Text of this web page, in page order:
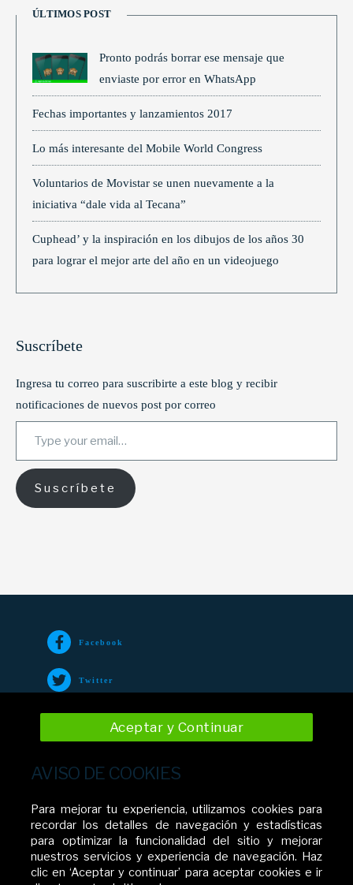
ÚLTIMOS POST
Pronto podrás borrar ese mensaje que
enviaste por error en WhatsApp
Fechas importantes y lanzamientos 2017
Lo más interesante del Mobile World Congress
Voluntarios de Movistar se unen nuevamente a la
iniciativa “dale vida al Tecana”
Cuphead’ y la inspiración en los dibujos de los años 30
para lograr el mejor arte del año en un videojuego
Suscríbete
Ingresa tu correo para suscribirte a este blog y recibir
notificaciones de nuevos post por correo
Type your email…
Suscríbete
Facebook
Twitter
Movistar El Salvador
AVISO DE COOKIES
Para mejorar tu experiencia, utilizamos cookies para
recordar los detalles de navegación y estadísticas
para optimizar la funcionalidad del sitio y mejorar
nuestros servicios y experiencia de navegación. Haz
clic en ‘Aceptar y continuar’ para aceptar cookies e ir
Aceptar y Continuar